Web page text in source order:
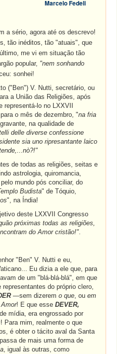
Marcelo Fedeli
a sério, agora até os descrevo!
tão inéditos, tão "atuais", que
me vi em situação tão
popular, "nem sonhando
sonhei!
("Ben") V. Nutti, secretário, ou
a União das Religiões, após
lo no LXXVII
o mês de dezembro, "na fria
na qualidade de
delle diverse confessione
sia uno ripresantante laico
de todas as religiões, seitas e
astrologia, quiromancia,
mundo pós conciliar, do
Budista" de Tóquio,
", na Índia!
deste LXXVII Congresso
próximas todas as religiões,
do Amor cristão!".
"Ben" V. Nutti e eu,
Eu dizia a ele que, para
de um "blá-blá-blá", em que
do próprio clero,
—sem dizeremo que, ouem
! E que esseDEVER,
mídia, era engrossado por
! Para mim, realmente o que
é obter o tácito aval da Santa
de mais uma forma de
, igual às outras, como